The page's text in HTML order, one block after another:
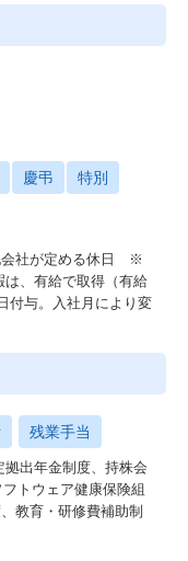
慶弔 特別
会社が定める休日 ※
、有給で取得（有給
付与。入社月により変
残業手当
出年金制度、持株会
トウェア健康保険組
教育・研修費補助制